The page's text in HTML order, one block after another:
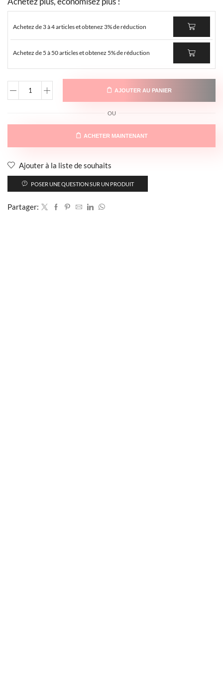
Achetez de 3 à 4 articles et obtenez 3% de réduction
Achetez de 5 à 50 articles et obtenez 5% de réduction
AJOUTER AU PANIER
OU
ACHETER MAINTENANT
Ajouter à la liste de souhaits
POSER UNE QUESTION SUR UN PRODUIT
Partager: